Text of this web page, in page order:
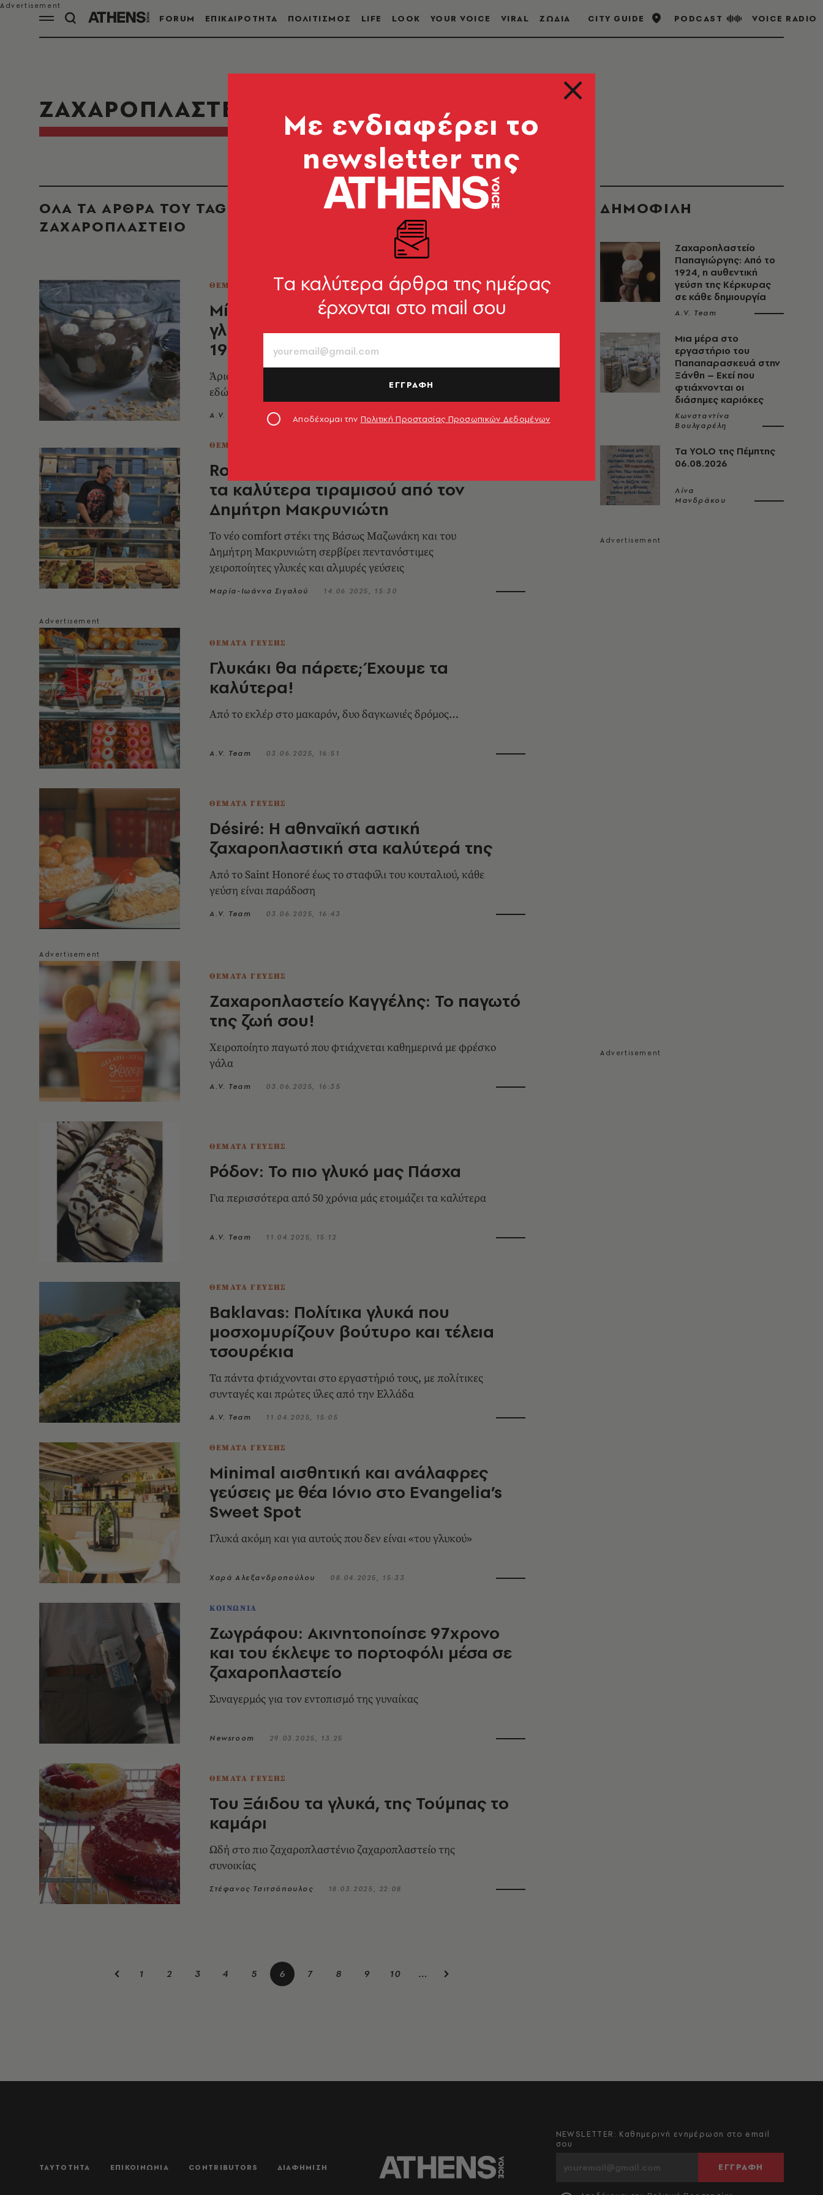
FORUM ΕΠΙΚΑΙΡΟΤΗΤΑ ΠΟΛΙΤΙΣΜΟΣ LIFE LOOK YOUR VOICE VIRAL ΖΩΔΙΑ CITY GUIDE PODCAST VOICE RADIO
ΖΑΧΑΡΟΠΛΑΣΤΕΙΟ
ΟΛΑ ΤΑ ΑΡΘΡΑ ΤΟΥ TAG
ΖΑΧΑΡΟΠΛΑΣΤΕΙΟ
ΘΕΜΑΤΑ ΓΕΥΣΗΣ
Μίλτος Ζαχαροπλαστεία: Αγαπημένες
γλυκές και αλμυρές γεύσεις από το
1976
Άριστες πρώτες ύλες, φιλοξενία και άριστη εξυπηρέτηση
εδώ και μισό αιώνα!
A.V. Team 10.09.2025, 18:17
ΘΕΜΑΤΑ ΓΕΥΣΗΣ
Routina: Εδώ θα δοκιμάσεις ένα από
τα καλύτερα τιραμισού από τον
Δημήτρη Μακρυνιώτη
Το νέο comfort στέκι της Βάσως Μαζωνάκη και του
Δημήτρη Μακρυνιώτη σερβίρει πεντανόστιμες
χειροποίητες γλυκές και αλμυρές γεύσεις
Μαρία-Ιωάννα Σιγαλού 14.06.2025, 15:30
ΘΕΜΑΤΑ ΓΕΥΣΗΣ
Γλυκάκι θα πάρετε; Έχουμε τα
καλύτερα!
Από το εκλέρ στο μακαρόν, δυο δαγκωνιές δρόμος…
A.V. Team 03.06.2025, 16:51
ΘΕΜΑΤΑ ΓΕΥΣΗΣ
Désiré: Η αθηναϊκή αστική
ζαχαροπλαστική στα καλύτερά της
Από το Saint Honoré έως το σταφύλι του κουταλιού, κάθε
γεύση είναι παράδοση
A.V. Team 03.06.2025, 16:43
ΘΕΜΑΤΑ ΓΕΥΣΗΣ
Ζαχαροπλαστείο Καγγέλης: Το παγωτό
της ζωή σου!
Χειροποίητο παγωτό που φτιάχνεται καθημερινά με φρέσκο
γάλα
A.V. Team 03.06.2025, 16:35
ΘΕΜΑΤΑ ΓΕΥΣΗΣ
Ρόδον: Το πιο γλυκό μας Πάσχα
Για περισσότερα από 50 χρόνια μάς ετοιμάζει τα καλύτερα
A.V. Team 11.04.2025, 15:12
ΘΕΜΑΤΑ ΓΕΥΣΗΣ
Baklavas: Πολίτικα γλυκά που
μοσχομυρίζουν βούτυρο και τέλεια
τσουρέκια
Τα πάντα φτιάχνονται στο εργαστήριό τους, με πολίτικες
συνταγές και πρώτες ύλες από την Ελλάδα
A.V. Team 11.04.2025, 15:05
ΘΕΜΑΤΑ ΓΕΥΣΗΣ
Minimal αισθητική και ανάλαφρες
γεύσεις με θέα Ιόνιο στο Evangelia’s
Sweet Spot
Γλυκά ακόμη και για αυτούς που δεν είναι «του γλυκού»
Χαρά Αλεξανδροπούλου 08.04.2025, 15:33
ΚΟΙΝΩΝΙΑ
Ζωγράφου: Ακινητοποίησε 97χρονο
και του έκλεψε το πορτοφόλι μέσα σε
ζαχαροπλαστείο
Συναγερμός για τον εντοπισμό της γυναίκας
Newsroom 29.03.2025, 13:25
ΘΕΜΑΤΑ ΓΕΥΣΗΣ
Του Ξάιδου τα γλυκά, της Τούμπας το
καμάρι
Ωδή στο πιο ζαχαροπλαστένιο ζαχαροπλαστείο της
συνοικίας
Στέφανος Τσιτσόπουλος 18.03.2025, 22:08
1 2 3 4 5 6 7 8 9 10 …
ΔΗΜΟΦΙΛΗ
Ζαχαροπλαστείο
Παπαγιώργης: Από το
1924, η αυθεντική
γεύση της Κέρκυρας
σε κάθε δημιουργία
A.V. Team
Μια μέρα στο
εργαστήριο του
Παπαπαρασκευά στην
Ξάνθη – Eκεί που
φτιάχνονται οι
διάσημες καριόκες
Κωνσταντίνα
Βουλγαρέλη
Τα YOLO της Πέμπτης
06.08.2026
Λίνα
Μανδράκου
ΤΑΥΤΟΤΗΤΑ ΕΠΙΚΟΙΝΩΝΙΑ CONTRIBUTORS ΔΙΑΦΗΜΙΣΗ
NEWSLETTER: Καθημερινή ενημέρωση στο email
σου
ΕΓΓΡΑΦΗ
Mε ενδιαφέρει το
newsletter της
Tα καλύτερα άρθρα της ημέρας
έρχονται στο mail σου
ΕΓΓΡΑΦΗ
Αποδέχομαι την Πολιτική Προστασίας Προσωπικών Δεδομένων